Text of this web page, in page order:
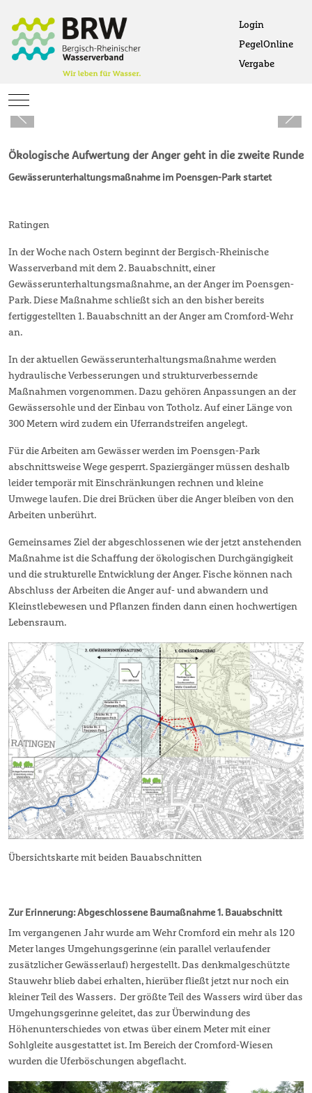
Login
PegelOnline
Vergabe
Mobile Menu Toggle
Ökologische Aufwertung der Anger geht in die zweite Runde
Gewässerunterhaltungsmaßnahme im Poensgen-Park startet
Ratingen
In der Woche nach Ostern beginnt der Bergisch-Rheinische
Wasserverband mit dem 2. Bauabschnitt, einer
Gewässerunterhaltungsmaßnahme, an der Anger im Poensgen-
Park. Diese Maßnahme schließt sich an den bisher bereits
fertiggestellten 1. Bauabschnitt an der Anger am Cromford-Wehr
an.
In der aktuellen Gewässerunterhaltungsmaßnahme werden
hydraulische Verbesserungen und strukturverbessernde
Maßnahmen vorgenommen. Dazu gehören Anpassungen an der
Gewässersohle und der Einbau von Totholz. Auf einer Länge von
300 Metern wird zudem ein Uferrandstreifen angelegt.
Für die Arbeiten am Gewässer werden im Poensgen-Park
abschnittsweise Wege gesperrt. Spaziergänger müssen deshalb
leider temporär mit Einschränkungen rechnen und kleine
Umwege laufen. Die drei Brücken über die Anger bleiben von den
Arbeiten unberührt.
Gemeinsames Ziel der abgeschlossenen wie der jetzt anstehenden
Maßnahme ist die Schaffung der ökologischen Durchgängigkeit
und die strukturelle Entwicklung der Anger. Fische können nach
Abschluss der Arbeiten die Anger auf- und abwandern und
Kleinstlebewesen und Pflanzen finden dann einen hochwertigen
Lebensraum.
Übersichtskarte mit beiden Bauabschnitten
Zur Erinnerung: Abgeschlossene Baumaßnahme 1. Bauabschnitt
Im vergangenen Jahr wurde am Wehr Cromford ein mehr als 120
Meter langes Umgehungsgerinne (ein parallel verlaufender
zusätzlicher Gewässerlauf) hergestellt. Das denkmalgeschützte
Stauwehr blieb dabei erhalten, hierüber fließt jetzt nur noch ein
kleiner Teil des Wassers. Der größte Teil des Wassers wird über das
Umgehungsgerinne geleitet, das zur Überwindung des
Höhenunterschiedes von etwas über einem Meter mit einer
Sohlgleite ausgestattet ist. Im Bereich der Cromford-Wiesen
wurden die Uferböschungen abgeflacht.